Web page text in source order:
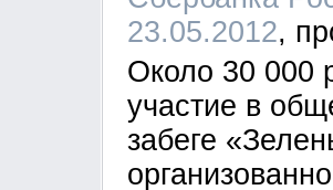
23.05.2012
Около 30 000
участие в
забеге